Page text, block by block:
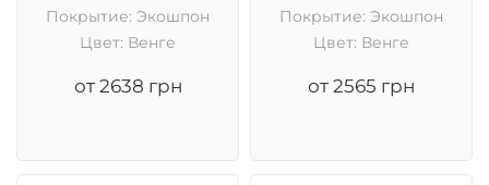
Покрытие: Экошпон
Цвет: Венге
от 2638 грн
Покрытие: Экошпон
Цвет: Венге
от 2565 грн